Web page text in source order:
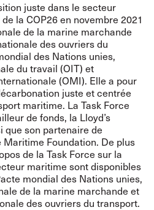
juste dans le secteur
la COP26 en novembre 2021
de la marine marchande
des ouvriers du
des Nations unies,
du travail (OIT) et
(OMI). Elle a pour
juste et centrée
maritime. La Task Force
de fonds, la Lloyd’s
que son partenaire de
Foundation. De plus
de la Task Force sur la
maritime sont disponibles
mondial des Nations unies,
de la marine marchande et
des ouvriers du transport.